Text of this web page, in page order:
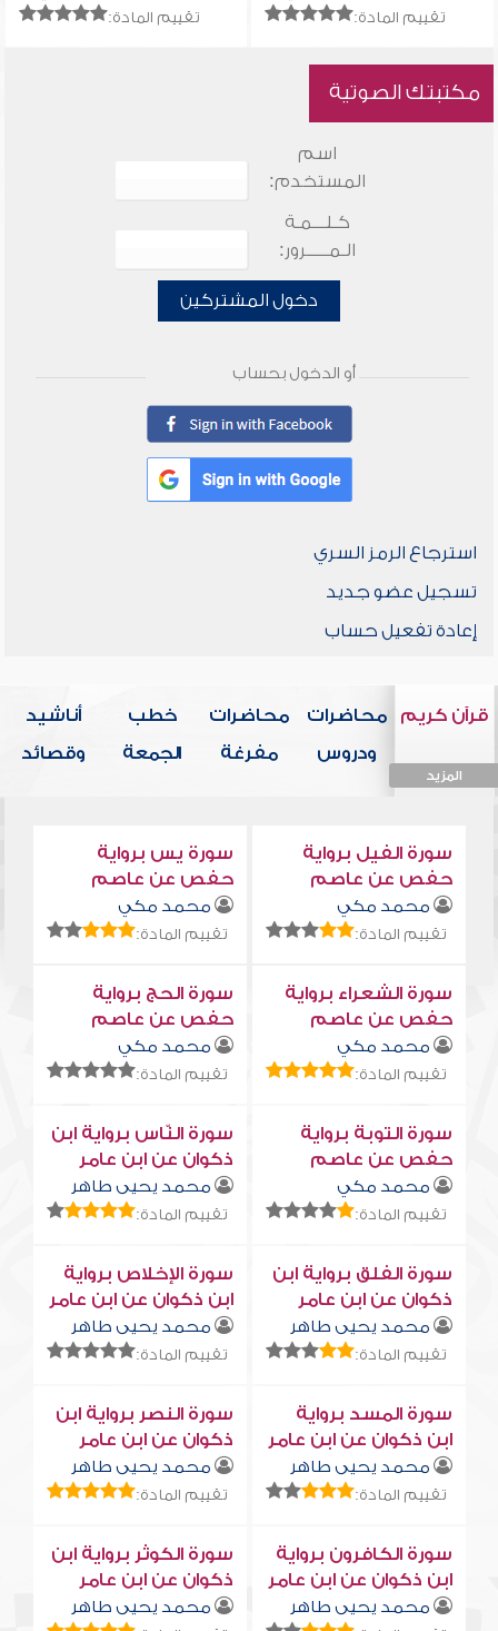
تقييم المادة: تقييم المادة:
مكتبتك الصوتية
اسم
المستخدم:
كـلـــمـة
الـمـــــرور:
دخول المشتركين
أو الدخول بحساب
استرجاع الرمز السري
تسجيل عضو جديد
إعادة تفعيل حساب
قرآن كريم
المزيد
محاضرات
ودروس
محاضرات
مفرغة
خطب
الجمعة
أناشيد
وقصائد
سورة الفيل برواية
حفص عن عاصم
محمد مكي
تقييم المادة:
سورة يس برواية
حفص عن عاصم
محمد مكي
تقييم المادة:
سورة الشعراء برواية
حفص عن عاصم
محمد مكي
تقييم المادة:
سورة الحج برواية
حفص عن عاصم
محمد مكي
تقييم المادة:
سورة التوبة برواية
حفص عن عاصم
محمد مكي
تقييم المادة:
سورة النّاس برواية ابن
ذكوان عن ابن عامر
محمد يحيى طاهر
تقييم المادة:
سورة الفلق برواية ابن
ذكوان عن ابن عامر
محمد يحيى طاهر
تقييم المادة:
سورة الإخلاص برواية
ابن ذكوان عن ابن عامر
محمد يحيى طاهر
تقييم المادة:
سورة المسد برواية
ابن ذكوان عن ابن عامر
محمد يحيى طاهر
تقييم المادة:
سورة النصر برواية ابن
ذكوان عن ابن عامر
محمد يحيى طاهر
تقييم المادة:
سورة الكافرون برواية
ابن ذكوان عن ابن عامر
محمد يحيى طاهر
سورة الكوثر برواية ابن
ذكوان عن ابن عامر
محمد يحيى طاهر